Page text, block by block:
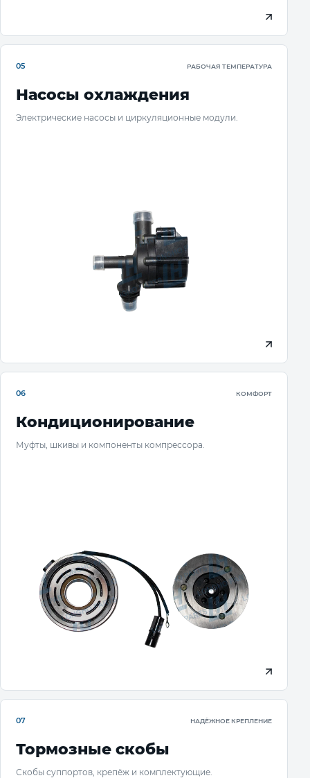
05 РАБОЧАЯ ТЕМПЕРАТУРА
Насосы охлаждения
Электрические насосы и циркуляционные модули.
06 КОМФОРТ
Кондиционирование
Муфты, шкивы и компоненты компрессора.
07 НАДЁЖНОЕ КРЕПЛЕНИЕ
Тормозные скобы
Скобы суппортов, крепёж и комплектующие.